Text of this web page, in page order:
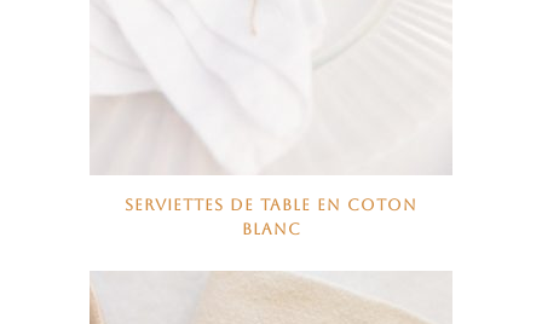
SERVIETTES DE TABLE EN COTON
BLANC